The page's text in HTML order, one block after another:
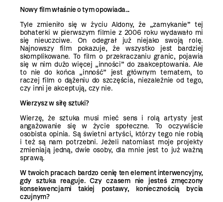
Nowy film właśnie o tym opowiada...
Tyle zmieniło się w życiu Aldony, że „zamykanie” tej
bohaterki w pierwszym filmie z 2006 roku wydawało mi
się nieuczciwe. On odegrał już niejako swoją rolę.
Najnowszy film pokazuje, że wszystko jest bardziej
skomplikowane. To film o przekraczaniu granic, pojawia
się w nim dużo więcej „inności” do zaakceptowania. Ale
to nie do końca „inność” jest głównym tematem, to
raczej film o dążeniu do szczęścia, niezależnie od tego,
czy inni je akceptują, czy nie.
Wierzysz w siłę sztuki?
Wierzę, że sztuka musi mieć sens i rolą artysty jest
angażowanie się w życie społeczne. To oczywiście
osobista opinia. Są świetni artyści, którzy tego nie robią
i też są nam potrzebni. Jeżeli natomiast moje projekty
zmieniają jedną, dwie osoby, dla mnie jest to już ważną
sprawą.
W twoich pracach bardzo cenię ten element interwencyjny,
gdy sztuka reaguje. Czy czasem nie jesteś zmęczony
konsekwencjami takiej postawy, koniecznością bycia
czujnym?